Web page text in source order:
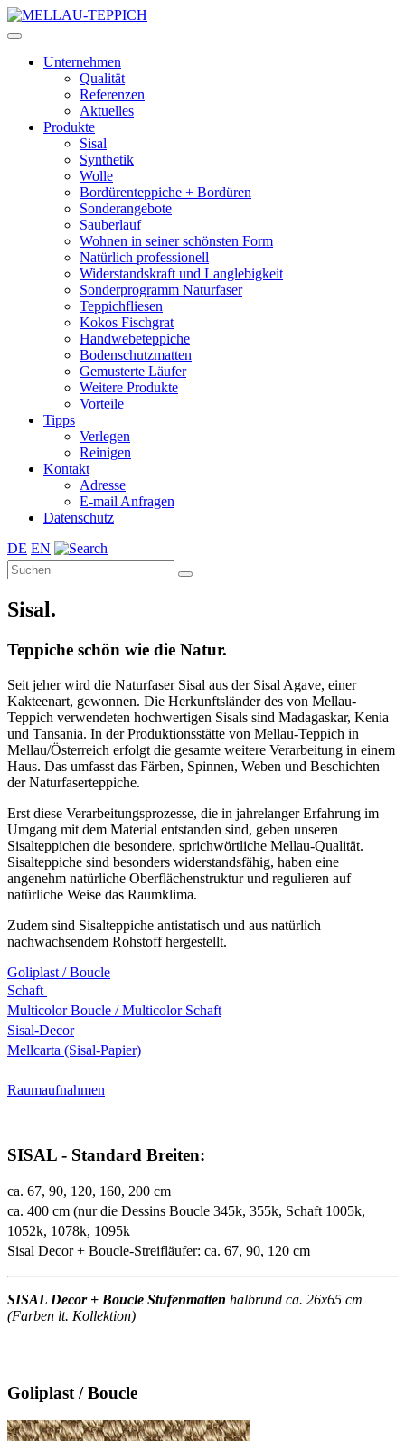
Unternehmen
Qualität
Referenzen
Aktuelles
Produkte
Sisal
Synthetik
Wolle
Bordürenteppiche + Bordüren
Sonderangebote
Sauberlauf
Wohnen in seiner schönsten Form
Natürlich professionell
Widerstandskraft und Langlebigkeit
Sonderprogramm Naturfaser
Teppichfliesen
Kokos Fischgrat
Handwebeteppiche
Bodenschutzmatten
Gemusterte Läufer
Weitere Produkte
Vorteile
Tipps
Verlegen
Reinigen
Kontakt
Adresse
E-mail Anfragen
Datenschutz
DE EN
Sisal.
Teppiche schön wie die Natur.
Seit jeher wird die Naturfaser Sisal aus der Sisal Agave, einer
Kakteenart, gewonnen. Die Herkunftsländer des von Mellau-
Teppich verwendeten hochwertigen Sisals sind Madagaskar, Kenia
und Tansania. In der Produktionsstätte von Mellau-Teppich in
Mellau/Österreich erfolgt die gesamte weitere Verarbeitung in einem
Haus. Das umfasst das Färben, Spinnen, Weben und Beschichten
der Naturfaserteppiche.
Erst diese Verarbeitungsprozesse, die in jahrelanger Erfahrung im
Umgang mit dem Material entstanden sind, geben unseren
Sisalteppichen die besondere, sprichwörtliche Mellau-Qualität.
Sisalteppiche sind besonders widerstandsfähig, haben eine
angenehm natürliche Oberflächenstruktur und regulieren auf
natürliche Weise das Raumklima.
Zudem sind Sisalteppiche antistatisch und aus natürlich
nachwachsendem Rohstoff hergestellt.
Goliplast / Boucle
Schaft
Multicolor Boucle / Multicolor Schaft
Sisal-Decor
Mellcarta (Sisal-Papier)
Raumaufnahmen
SISAL - Standard Breiten:
ca. 67, 90, 120, 160, 200 cm
ca. 400 cm (nur die Dessins Boucle 345k, 355k, Schaft 1005k,
1052k, 1078k, 1095k
Sisal Decor + Boucle-Streifläufer: ca. 67, 90, 120 cm
SISAL Decor + Boucle Stufenmatten halbrund ca. 26x65 cm
(Farben lt. Kollektion)
Goliplast / Boucle